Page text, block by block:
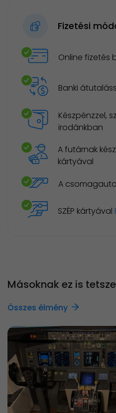
Fizetési
Online fizetés
Banki
Készpénzzel,
irodánkban
A futárnak
kártyával
A
SZÉP kártyával
Másoknak ez is
Összes élmény